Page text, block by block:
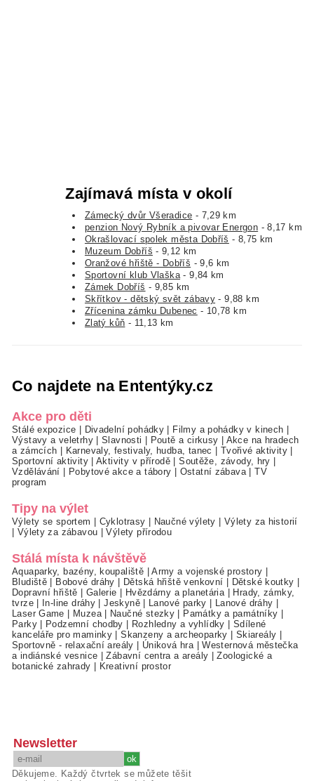
Zajímavá místa v okolí
Zámecký dvůr Všeradice - 7,29 km
penzion Nový Rybník a pivovar Energon - 8,17 km
Okrašlovací spolek města Dobříš - 8,75 km
Muzeum Dobříš - 9,12 km
Oranžové hřiště - Dobříš - 9,6 km
Sportovní klub Vlaška - 9,84 km
Zámek Dobříš - 9,85 km
Skřítkov - dětský svět zábavy - 9,88 km
Zřícenina zámku Dubenec - 10,78 km
Zlatý kůň - 11,13 km
Co najdete na Ententýky.cz
Akce pro děti
Stálé expozice Divadelní pohádky Filmy a pohádky v kinech
Výstavy a veletrhy|Slavnosti Poutě a cirkusy
Akce na hradech
a zámcích
Karnevaly, festivaly, hudba, tanec Tvořivé aktivity
Sportovní aktivity|Aktivity v přírodě |Soutěže, závody, hry
Vzdělávání
Pobytové akce a tábory Ostatní zábava |TV
program
Tipy na výlet
Výlety se sportem Cyklotrasy Naučné výlety
Výlety za historií
Výlety za zábavou |Výlety přírodou
Stálá místa k návštěvě
Aquaparky, bazény, koupaliště |Army a vojenské prostory
Bludiště
Bobové dráhy Dětská hřiště venkovní Dětské koutky
Dopravní hřiště
Galerie Hvězdárny a planetária
Hrady, zámky,
tvrze| In-line dráhy |Jeskyně| Lanové parky Lanové dráhy
Laser Game
Muzea| Naučné stezky Památky a památníky
Parky| Podzemní chodby Rozhledny a vyhlídky
Sdílené
kanceláře pro maminky |Skanzeny a archeoparky Skiareály
Sportovně - relaxační areály
Úniková hra |Westernová městečka
a indiánské vesnice |Zábavní centra a areály |Zoologické a
botanické zahrady
Kreativní prostor
Newsletter
Děkujeme. Každý čtvrtek se můžete těšit